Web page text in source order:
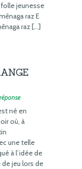
jeunesse
raz E
raz […]
né en
où, à
une telle
à l’idée de
jeu lors de